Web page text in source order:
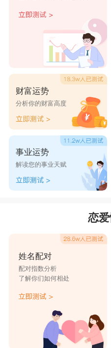
财富运势
分析你的财富高度
事业运势
解读您的事业天赋
恋
姓名配对
配对指数分析
了解你们如何相处